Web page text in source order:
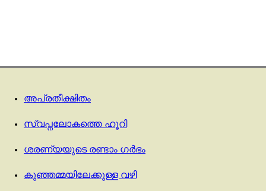
അപ്രതീക്ഷിതം
സ്വപ്നലോകത്തെ ഹൂറി
ശരണ്യയുടെ രണ്ടാം ഗർഭം
കുഞ്ഞമ്മയിലേക്കുള്ള വഴി